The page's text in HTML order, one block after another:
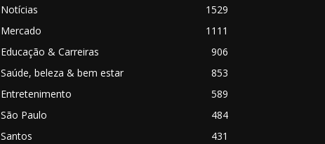
Notícias
1529
Mercado
1111
Educação & Carreiras
906
Saúde, beleza & bem estar
853
Entretenimento
589
São Paulo
484
Santos
431